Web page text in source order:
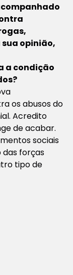
opinião,
a condição
os abusos do
Acredito
de acabar.
sociais
forças
tipo de